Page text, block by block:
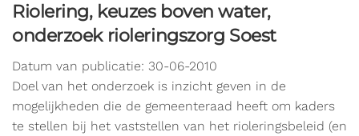
Riolering, keuzes boven water,
onderzoek rioleringszorg Soest
Datum van publicatie: 30-06-2010
Doel van het onderzoek is inzicht geven in de
mogelijkheden die de gemeenteraad heeft om kaders
te stellen bij het vaststellen van het rioleringsbeleid (en